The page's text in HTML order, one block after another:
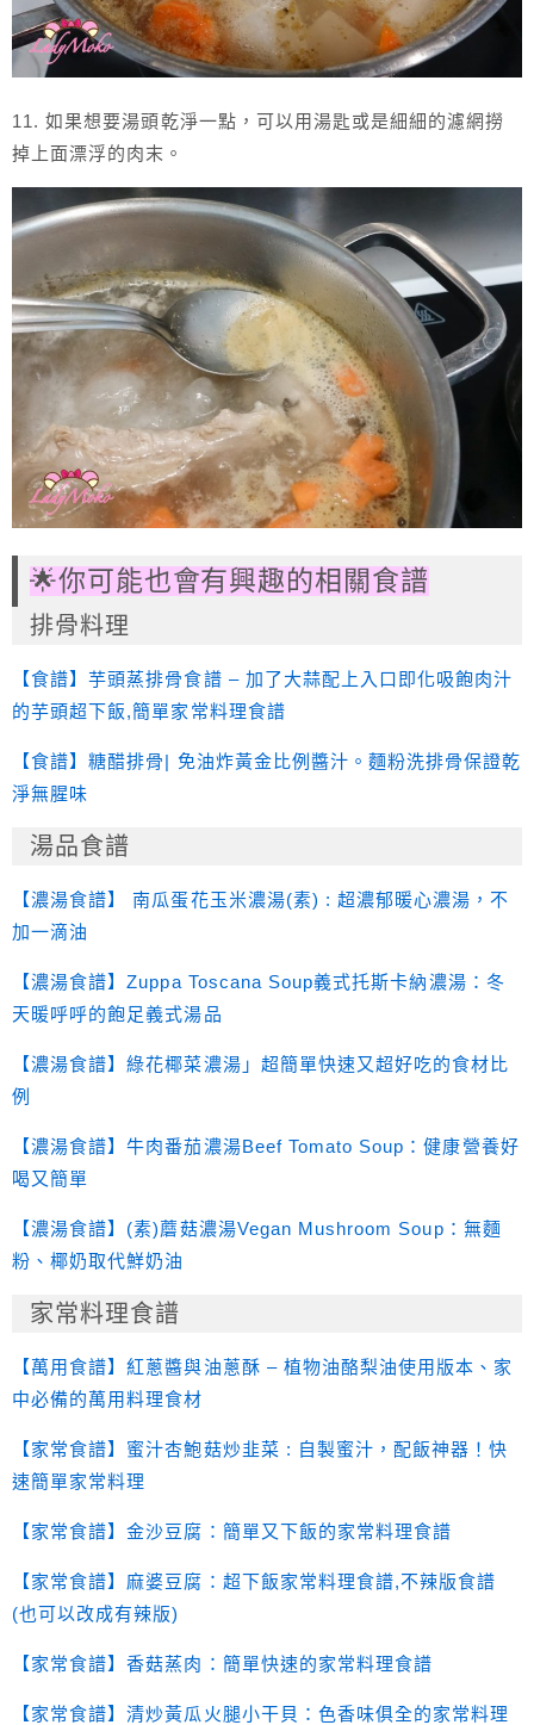
11. 如果想要湯頭乾淨一點，可以用湯匙或是細細的濾網撈
掉上面漂浮的肉末。
🌟你可能也會有興趣的相關食譜
排骨料理
【食譜】芋頭蒸排骨食譜 – 加了大蒜配上入口即化吸飽肉汁
的芋頭超下飯,簡單家常料理食譜
【食譜】糖醋排骨| 免油炸黃金比例醬汁。麵粉洗排骨保證乾
淨無腥味
湯品食譜
【濃湯食譜】 南瓜蛋花玉米濃湯(素) : 超濃郁暖心濃湯，不
加一滴油
【濃湯食譜】Zuppa Toscana Soup義式托斯卡納濃湯：冬
天暖呼呼的飽足義式湯品
【濃湯食譜】綠花椰菜濃湯」超簡單快速又超好吃的食材比
例
【濃湯食譜】牛肉番茄濃湯Beef Tomato Soup：健康營養好
喝又簡單
【濃湯食譜】(素)蘑菇濃湯Vegan Mushroom Soup：無麵
粉、椰奶取代鮮奶油
家常料理食譜
【萬用食譜】紅蔥醬與油蔥酥 – 植物油酪梨油使用版本、家
中必備的萬用料理食材
【家常食譜】蜜汁杏鮑菇炒韭菜 : 自製蜜汁，配飯神器！快
速簡單家常料理
【家常食譜】金沙豆腐：簡單又下飯的家常料理食譜
【家常食譜】麻婆豆腐：超下飯家常料理食譜,不辣版食譜
(也可以改成有辣版)
【家常食譜】香菇蒸肉：簡單快速的家常料理食譜
【家常食譜】清炒黃瓜火腿小干貝：色香味俱全的家常料理